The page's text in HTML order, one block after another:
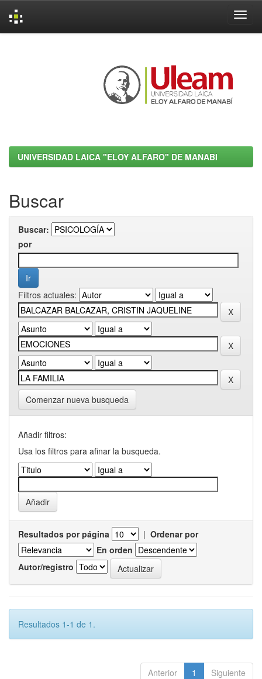
UNIVERSIDAD LAICA "ELOY ALFARO" DE MANABI
Buscar
Buscar:
por
Filtros actuales:
Comenzar nueva busqueda
Añadir filtros:
Usa los filtros para afinar la busqueda.
Resultados por página | Ordenar por
En orden
Autor/registro
Resultados 1-1 de 1.
Anterior 1 Siguiente